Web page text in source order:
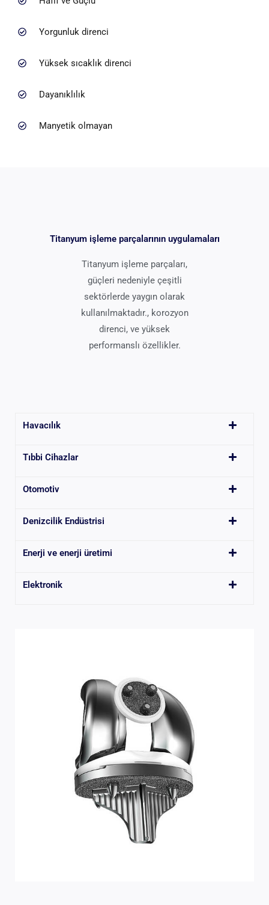
Yorgunluk direnci
Yüksek sıcaklık direnci
Dayanıklılık
Manyetik olmayan
Titanyum işleme parçalarının uygulamaları
Titanyum işleme parçaları,
güçleri nedeniyle çeşitli
sektörlerde yaygın olarak
kullanılmaktadır., korozyon
direnci, ve yüksek
performanslı özellikler.
Havacılık
Tıbbi Cihazlar
Otomotiv
Denizcilik Endüstrisi
Enerji ve enerji üretimi
Elektronik